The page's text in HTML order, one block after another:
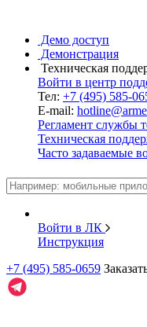
Демо доступ
Демонстрация
Техническая
Войти в центр
Тел: +7 (495) 585-
E-mail:
Регламент службы
Техническая
Часто задаваемые
Войти в ЛК
Инструкция
+7 (495) 585-0659